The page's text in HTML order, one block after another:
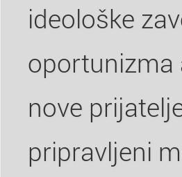
ideološke
oportunizma
nove
pripravljeni